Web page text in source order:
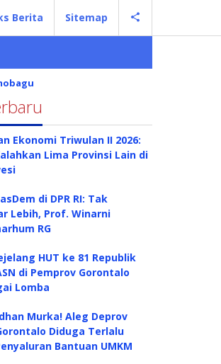
Berita Sitemap
Ekonomi Triwulan II 2026:
Lima Provinsi Lain di
di DPR RI: Tak
Lebih, Prof. Winarni
RG
HUT ke 81 Republik
di Pemprov Gorontalo
Lomba
Murka! Aleg Deprov
Diduga Terlalu
Bantuan UMKM